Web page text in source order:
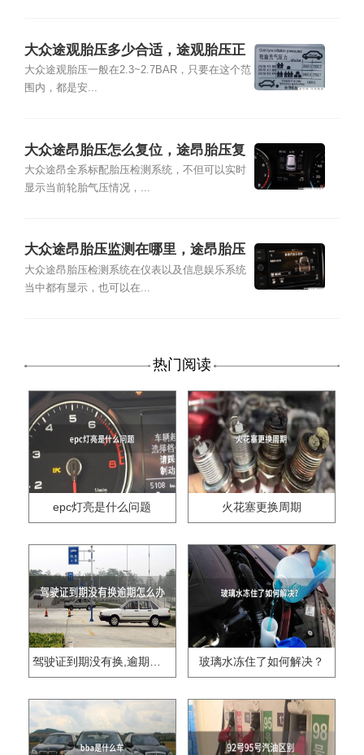
大众途观胎压多少合适，途观胎压正
常多少
大众途观胎压一般在2.3~2.7BAR，只要在这个范
围内，都是安...
大众途昂胎压怎么复位，途昂胎压复
位方法
大众途昂全系标配胎压检测系统，不但可以实时
显示当前轮胎气压情况，...
大众途昂胎压监测在哪里，途昂胎压
监测灯怎么消
大众途昂胎压检测系统在仪表以及信息娱乐系统
当中都有显示，也可以在...
热门阅读
epc灯亮是什么问题 火花塞更换周期
玻璃水冻住了如何解决？